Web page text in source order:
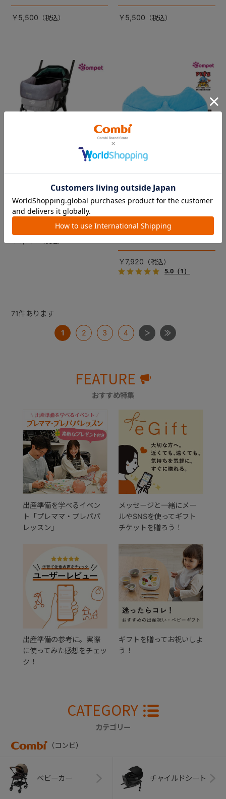
しゃれに・かわいく・かっこ
よく！
￥5,500
しゃれに・かわいく・かっこ
よく！
￥5,500
コムペット リバーシブルコン
裏面は接触冷感生地で暑い季
節も快適！ペットカートをお
しゃれに・かわいく・かっこ
DRAGON QUEST PETs コン
フォートクッション スライム
【コムペット ペットカート
用】
愛車の目印に！ふわふわ生地
あごのせクッション。
￥7,920
5.0（1）
71件あります
1 2 3 4
FEATURE
おすすめ特集
出産準備を学べるイベン
ト「プレママ・プレパパ
レッスン」
メッセージと一緒にメー
ルやSNSを使ってギフト
チケットを贈ろう！
出産準備の参考に。実際
に使ってみた感想をチェッ
ク！
ギフトを贈ってお祝いしよ
う！
CATEGORY
カテゴリー
（コンビ）
ベビーカー チャイルドシート